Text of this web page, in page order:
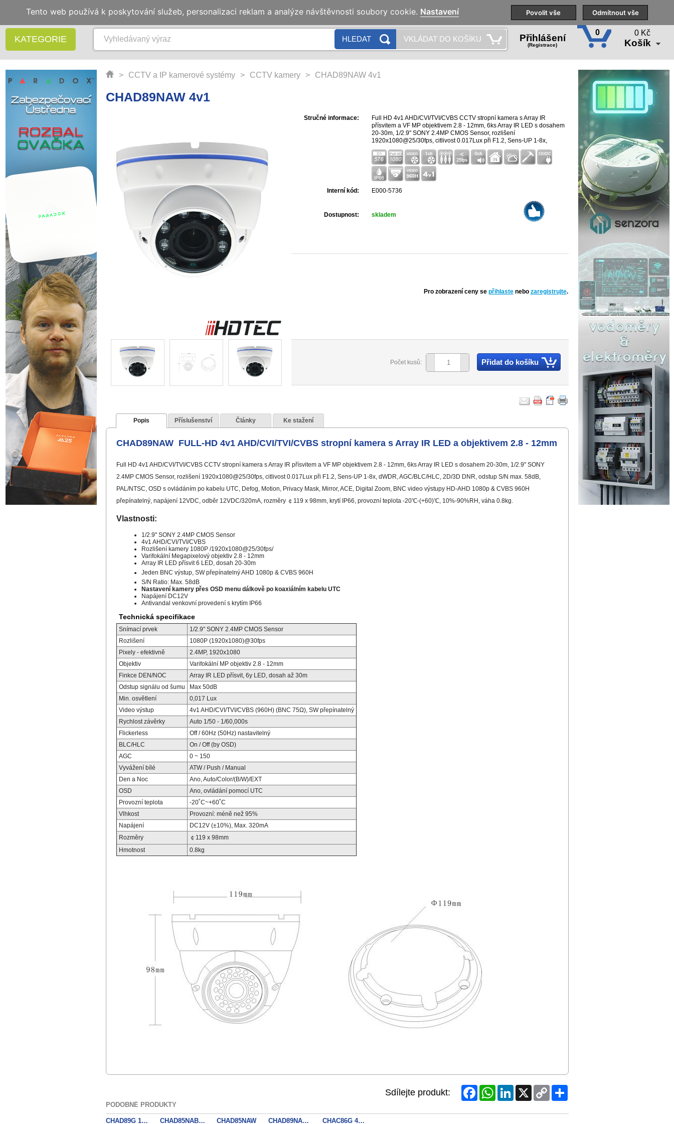
Naše pobočky Technická podpora Školení
KATEGORIE HLEDAT VKLÁDAT DO KOŠÍKU Přihlášení
(Registrace)
0 0 Kč
Košík
> CCTV a IP kamerové systémy > CCTV kamery > CHAD89NAW 4v1
CHAD89NAW 4v1
Stručné informace:
Full HD 4v1 AHD/CVI/TVI/CVBS CCTV stropní kamera s Array IR
přísvitem a VF MP objektivem 2.8 - 12mm, 6ks Array IR LED s dosahem
20-30m, 1/2.9" SONY 2.4MP CMOS Sensor, rozlišení
1920x1080@25/30fps, citlivost 0.017Lux při F1.2, Sens-UP 1-8x,
dWDR, AGC/BLC/HLC, 2D/3D DNR, odstup S/N max. 58dB, PAL/NTSC,
OSD s ovládáním po kabelu UTC, Defog, Motion, Privacy Mask, Mirror,
ACE, Digital Zoom, BNC video výstupy HD-AHD 1080p & CVBS 960H
přepínatelný, napájení 12VDC, odběr 12VDC/320mA, rozměry ￠119 x
98mm, krytí IP66, provozní teplota -20℃-(+60)℃, 10%-90%RH, váha
Interní kód: E000-5736
Dostupnost: skladem
Pro zobrazení ceny se přihlaste nebo zaregistrujte.
Počet kusů: Přidat do košíku
Popis Příslušenství Články Ke stažení
CHAD89NAW FULL-HD 4v1 AHD/CVI/TVI/CVBS stropní kamera s Array IR LED a objektivem 2.8 - 12mm
Full HD 4v1 AHD/CVI/TVI/CVBS CCTV stropní kamera s Array IR přísvitem a VF MP objektivem 2.8 - 12mm, 6ks Array IR LED s dosahem 20-30m, 1/2.9" SONY
2.4MP CMOS Sensor, rozlišení 1920x1080@25/30fps, citlivost 0.017Lux při F1.2, Sens-UP 1-8x, dWDR, AGC/BLC/HLC, 2D/3D DNR, odstup S/N max. 58dB,
PAL/NTSC, OSD s ovládáním po kabelu UTC, Defog, Motion, Privacy Mask, Mirror, ACE, Digital Zoom, BNC video výstupy HD-AHD 1080p & CVBS 960H
přepínatelný, napájení 12VDC, odběr 12VDC/320mA, rozměry ￠119 x 98mm, krytí IP66, provozní teplota -20℃-(+60)℃, 10%-90%RH, váha 0.8kg.
Vlastnosti:
1/2.9" SONY 2.4MP CMOS Sensor
4v1 AHD/CVI/TVI/CVBS
Rozlišení kamery 1080P /1920x1080@25/30fps/
Varifokální Megapixelový objektiv 2.8 - 12mm
Array IR LED přísvit 6 LED, dosah 20-30m
Jeden BNC výstup, SW přepínatelný AHD 1080p & CVBS 960H
S/N Ratio: Max. 58dB
Nastavení kamery přes OSD menu dálkově po koaxiálním kabelu UTC
Napájení DC12V
Antivandal venkovní provedení s krytím IP66
Technická specifikace
Snímací prvek
1/2.9" SONY 2.4MP CMOS Sensor
Rozlišení
1080P (1920x1080)@30fps
Pixely - efektivně
2.4MP, 1920x1080
Objektiv
Varifokální MP objektiv 2.8 - 12mm
Finkce DEN/NOC
Array IR LED přísvit, 6y LED, dosah až 30m
Odstup signálu od šumu
Max 50dB
Min. osvětlení
0,017 Lux
Video výstup
4v1 AHD/CVI/TVI/CVBS(960H)(BNC 75Ω), SW přepínatelný
Rychlost závěrky
Auto 1/50 - 1/60,000s
Flickerless
Off / 60Hz (50Hz) nastavitelný
BLC/HLC
On / Off (by OSD)
AGC
0 ~ 150
Vyvážení bílé
ATW / Push / Manual
Den a Noc
Ano, Auto/Color/(B/W)/EXT
OSD
Ano, ovládání pomocí UTC
Provozní teplota
-20˚C~+60˚C
Vlhkost
Provozní: méně než95%
Napájení
DC12V (±10%), Max. 320mA
Rozměry
￠119 x 98mm
Hmotnost
0.8kg
Sdílejte produkt: FacebookWhatsAppLinkedIn
X
Copy
Link
Share
PODOBNÉ PRODUKTY
CHAD89G 1080p AHD,Mot.2.8-12mm CHAD85NAB 1080p AHD, fix.3.6mm CHAD85NAW CHAD89NAG 1080p AHD,2.8-12mm CHAC86G 4v1 ZOOM 2.8-12mm
Tento web používá k poskytování služeb, personalizaci reklam a analýze návštěvnosti soubory cookie. Nastavení Povolit vše Odmítnout vše